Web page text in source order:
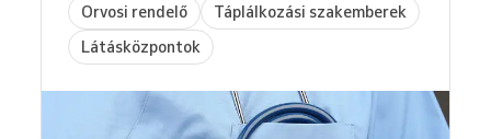
Orvosi rendelő
Táplálkozási szakemberek
Látásközpontok